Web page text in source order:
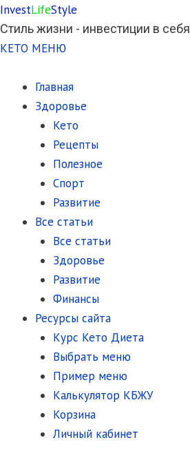
InvestLifeStyle
Стиль жизни - инвестиции в себя
КЕТО МЕНЮ
Главная
Здоровье
Кето
Рецепты
Полезное
Спорт
Развитие
Все статьи
Все статьи
Здоровье
Развитие
Финансы
Ресурсы сайта
Курс Кето Диета
Выбрать меню
Пример меню
Калькулятор КБЖУ
Корзина
Личный кабинет